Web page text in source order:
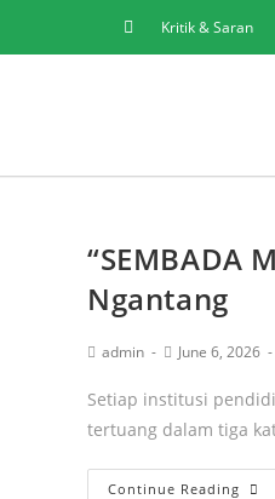
Kritik & Saran
“SEMBADA
Ngantang
admin June 6, 2026
Setiap institusi
tertuang dalam tiga
Continue Reading